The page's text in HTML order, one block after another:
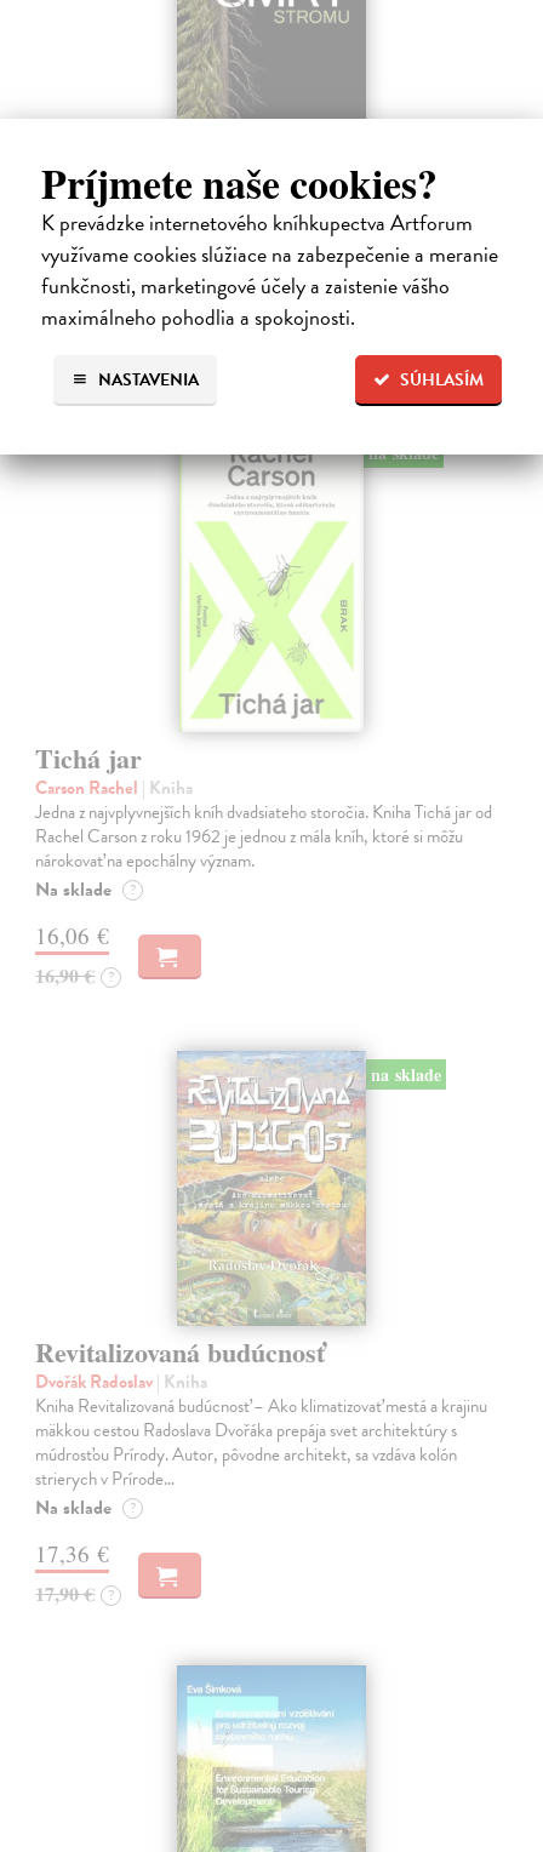
Príjmete naše cookies?
K prevádzke internetového kníhkupectva Artforum
využívame cookies slúžiace na zabezpečenie a meranie
funkčnosti, marketingové účely a zaistenie vášho
maximálneho pohodlia a spokojnosti.
SÚHLASÍM
NASTAVENIA
Smrť stromu
Baláž Erik| Kniha
SMRŤ je fascinujúca sama osebe. Týka sa každej živej bytosti, rovnako
ľudí aj stromov.
Na sklade ?
19,80 € ?
na sklade
Tichá jar
Carson Rachel | Kniha
Jedna z najvplyvnejších kníh dvadsiateho storočia. Kniha Tichá jar od
Rachel Carson z roku 1962 je jednou z mála kníh, ktoré si môžu
nárokovať na epochálny význam.
Na sklade ?
16,06 €
16,90 € ?
na sklade
Revitalizovaná budúcnosť
Dvořák Radoslav| Kniha
Kniha Revitalizovaná budúcnosť – Ako klimatizovať mestá a krajinu
mäkkou cestou Radoslava Dvořáka prepája svet architektúry s
múdrosťou Prírody. Autor, pôvodne architekt, sa vzdáva kolón
strierych v Prírode…
Na sklade ?
17,36 €
17,90 € ?